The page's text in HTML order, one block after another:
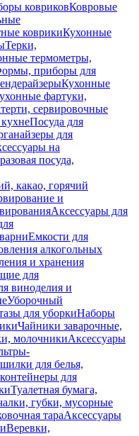
ковриковКовровые
коврикиКухонные
Терки,
термометры,
приборы для
Кухонные
фартуки,
сервировочные
Посуда для
для
на
посуда,
какао, горячий
и
Аксессуары для
Емкости для
алкогольных
и хранения
для
виноделия и
Уборочный
для уборкиНаборы
Чайники заварочные,
молочникиАксессуары
для белья,
для
Туалетная бумага,
губки, мусорные
тараАксессуары
Веревки,